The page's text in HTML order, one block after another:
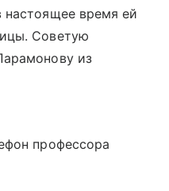
настоящее время ей
Советую
из
профессора